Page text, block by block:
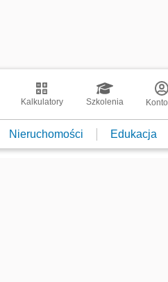
Kalkulatory Szkolenia Konto
Nieruchomości Edukacja